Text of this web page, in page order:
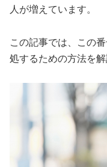
人が増えています。
この記事では、この
処するための方法を解